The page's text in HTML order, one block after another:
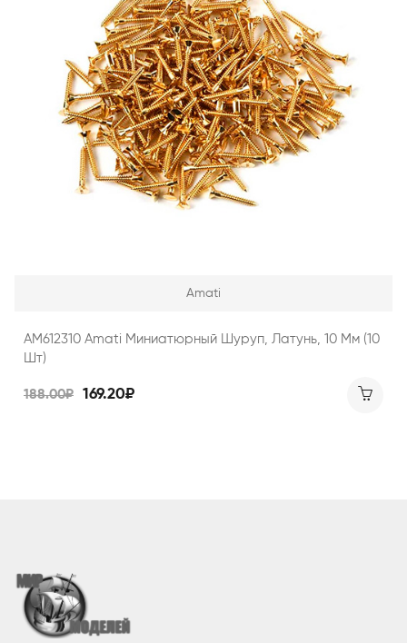
Amati
AM612310 Amati Миниатюрный Шуруп, Латунь, 10 Мм (10
Шт)
188.00₽ 169.20₽